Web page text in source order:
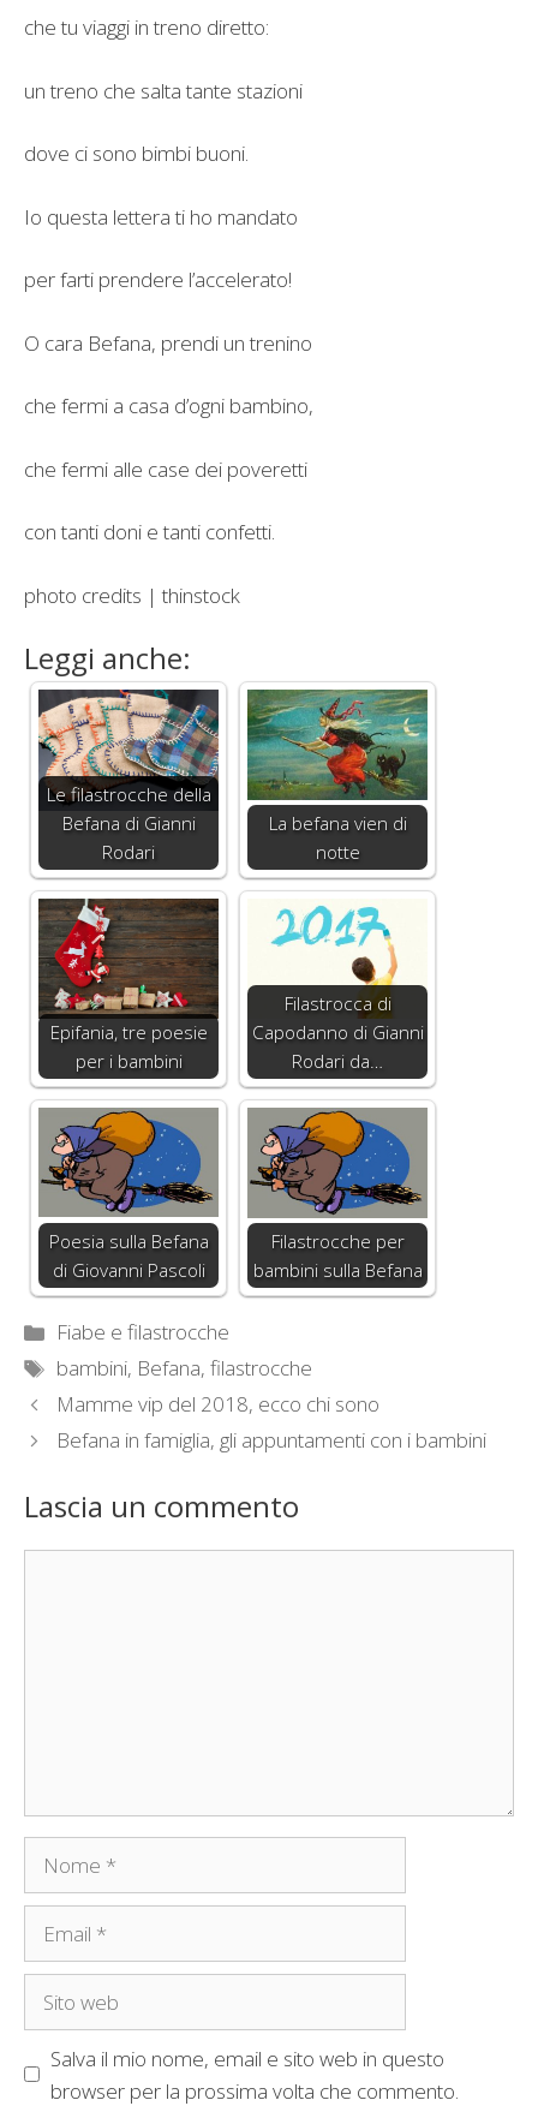
che tu viaggi in treno diretto:
un treno che salta tante stazioni
dove ci sono bimbi buoni.
Io questa lettera ti ho mandato
per farti prendere l’accelerato!
O cara Befana, prendi un trenino
che fermi a casa d’ogni bambino,
che fermi alle case dei poveretti
con tanti doni e tanti confetti.
photo credits | thinstock
Leggi anche:
Le filastrocche della
Befana di Gianni
Rodari
La befana vien di
notte
Epifania, tre poesie
per i bambini
Filastrocca di
Capodanno di Gianni
Rodari da…
Poesia sulla Befana
di Giovanni Pascoli
Filastrocche per
bambini sulla Befana
Categorie
Fiabe e filastrocche
Tag
bambini, Befana,filastrocche
Mamme vip del 2018, ecco chi sono
Befana in famiglia, gli appuntamenti con i bambini
Lascia un commento
Nome
Email
Sito
Salva il mio nome, email e sito web in questo
browser per la prossima volta che commento.